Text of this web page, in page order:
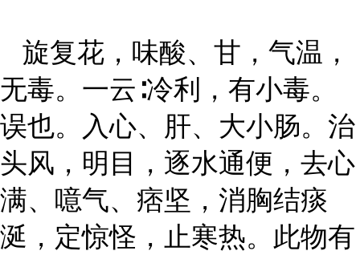
旋复花，味酸、甘，气温，
无毒。一云∶冷利，有小毒。
误也。入心、肝、大小肠。治
头风，明目，逐水通便，去心
满、噫气、痞坚，消胸结痰
涎，定惊怪，止寒热。此物有